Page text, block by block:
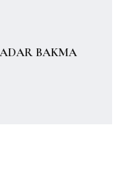
BAKMA